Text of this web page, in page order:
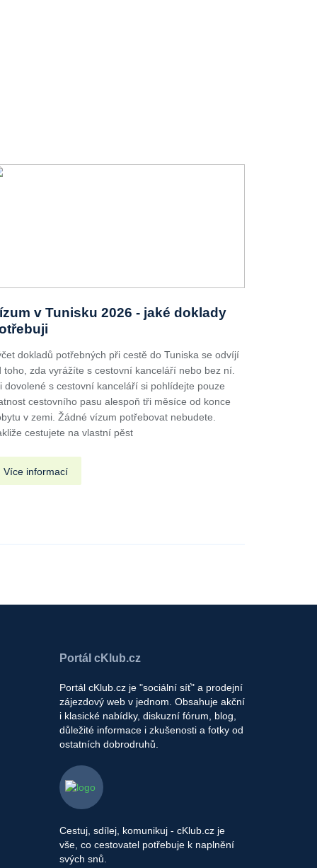
v Tunisku 2026 - jaké doklady
dokladů potřebných při cestě do Tuniska se odvíjí
toho, zda vyrážíte s cestovní kanceláří nebo bez ní.
dovolené s cestovní kanceláří si pohlídejte pouze
cestovního pasu alespoň tři měsíce od konce
v zemi. Žádné vízum potřebovat nebudete.
cestujete na vlastní pěst
Více informací
Portál cKlub.cz
Portál cKlub.cz je "sociální síť" a prodejní
zájezdový web v jednom. Obsahuje akční
i klasické nabídky, diskuzní fórum, blog,
důležité informace i zkušenosti a fotky od
ostatních dobrodruhů.
Cestuj, sdílej, komunikuj - cKlub.cz je
vše, co cestovatel potřebuje k naplnění
svých snů.